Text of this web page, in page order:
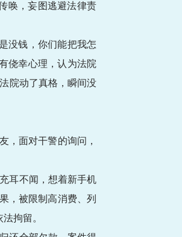
唤，妄图逃避法律责
没钱，你们能把我怎
侥幸心理，认为法院
院动了真格，瞬间没
，面对干警的询问，
耳不闻，想着新手机
，被限制高消费、列
拘留。